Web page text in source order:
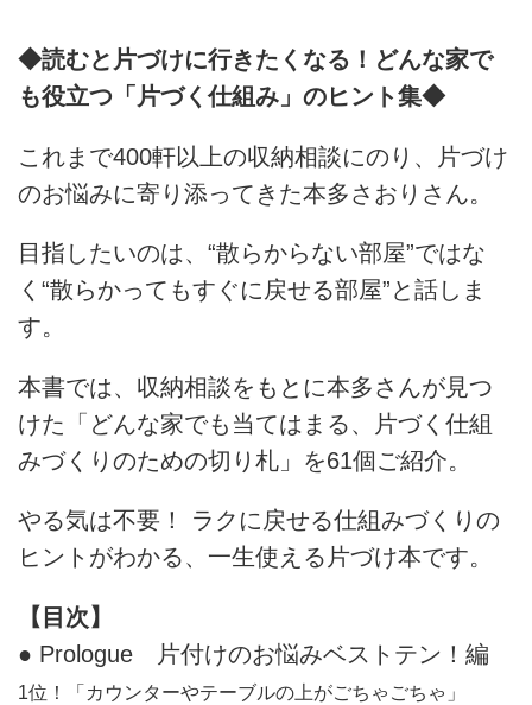
◆読むと片づけに行きたくなる！どんな家で
も役立つ「片づく仕組み」のヒント集◆
これまで400軒以上の収納相談にのり、片づけ
のお悩みに寄り添ってきた本多さおりさん。
目指したいのは、“散らからない部屋”ではな
く“散らかってもすぐに戻せる部屋”と話しま
す。
本書では、収納相談をもとに本多さんが見つ
けた「どんな家でも当てはまる、片づく仕組
みづくりのための切り札」を61個ご紹介。
やる気は不要！ ラクに戻せる仕組みづくりの
ヒントがわかる、一生使える片づけ本です。
【目次】
● Prologue 片付けのお悩みベストテン！編
1位！「カウンターやテーブルの上がごちゃごちゃ」